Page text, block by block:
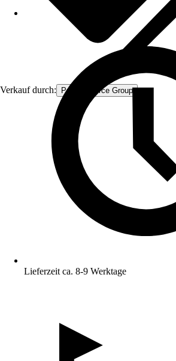
Verkauf durch: Procommerce Group
Lieferzeit ca. 8-9 Werktage